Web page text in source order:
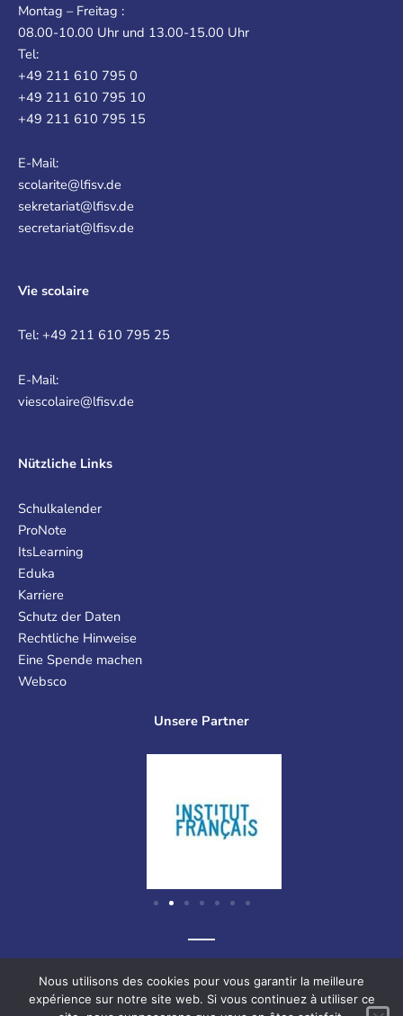
Montag – Freitag :
08.00-10.00 Uhr und 13.00-15.00 Uhr
Tel:
+49 211 610 795 0
+49 211 610 795 10
+49 211 610 795 15
E-Mail:
scolarite@lfisv.de
sekretariat@lfisv.de
secretariat@lfisv.de
Vie scolaire
Tel: +49 211 610 795 25
E-Mail:
viescolaire@lfisv.de
Nützliche Links
Schulkalender
ProNote
ItsLearning
Eduka
Karriere
Schutz der Daten
Rechtliche Hinweise
Eine Spende machen
Websco
Unsere Partner
Graf-Recke-Straße 220, 40237 Düsseldorf, Deutschland
Nous utilisons des cookies pour vous garantir la meilleure
expérience sur notre site web. Si vous continuez à utiliser ce